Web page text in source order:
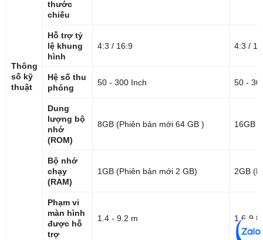
Thông
số kỹ
thuật
thước
chiếu
Hỗ trợ tỷ
lệ khung
hình
4:3 / 16:9 4:3 /
Hệ số thu
phóng
50 - 300 Inch 50 -
Dung
lượng bộ
nhớ
(ROM)
8GB (Phiên bản mới 64 GB ) 16GB
Bộ nhớ
chạy
(RAM)
1GB (Phiên bản mới 2 GB) 2GB
Phạm vi
màn hình
được hỗ
trợ
1.4 - 9.2 m 1.6-